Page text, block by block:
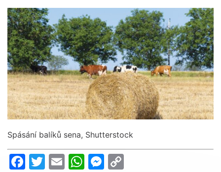
Spásání balíků sena, Shutterstock
Facebook
Twitter
EmailWhatsApp
Messenger